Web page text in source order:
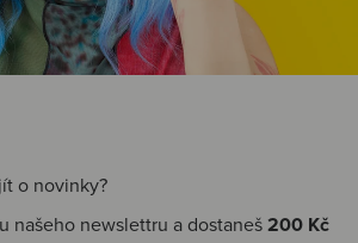
o novinky?
našeho newslettru a dostaneš200 Kč